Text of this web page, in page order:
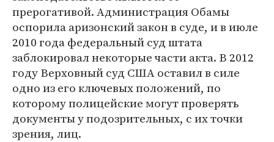
прерогативой. Администрация Обамы
оспорила аризонский закон в суде, и в июле
2010 года федеральный суд штата
заблокировал некоторые части акта. В 2012
году Верховный суд США оставил в силе
одно из его ключевых положений, по
которому полицейские могут проверять
документы у подозрительных, с их точки
зрения, лиц.